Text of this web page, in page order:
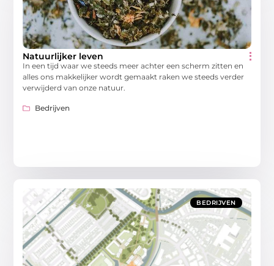
Natuurlijker leven
In een tijd waar we steeds meer achter een scherm zitten en
alles ons makkelijker wordt gemaakt raken we steeds verder
verwijderd van onze natuur.
Bedrijven
BEDRIJVEN